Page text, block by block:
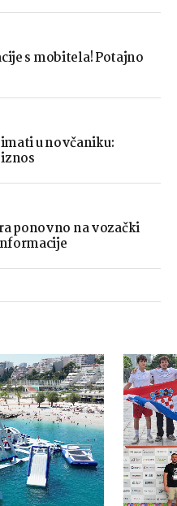
s mobitela! Potajno
u novčaniku:
ponovno na vozački